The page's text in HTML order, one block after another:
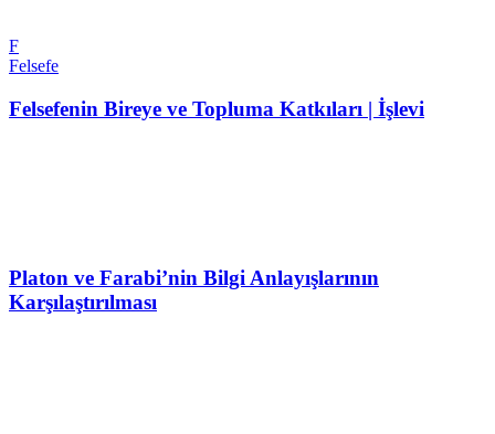
F
Felsefe
Felsefenin Bireye ve Topluma Katkıları | İşlevi
Platon ve Farabi’nin Bilgi Anlayışlarının
Karşılaştırılması